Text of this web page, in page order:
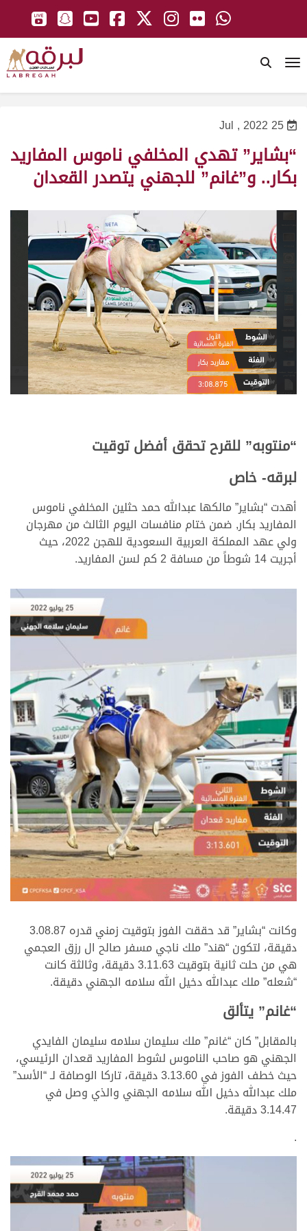
25 Jul , 2022
“بشاير” تهدي المخلفي ناموس المفاريد
بكار.. و”غانم” للجهني يتصدر القعدان
“منتوبه” للقرح تحقق أفضل توقيت
لبرقه- خاص
أهدت “بشاير” مالكها عبدالله حمد حثلين المخلفي ناموس
المفاريد بكار, ضمن ختام منافسات اليوم الثالث من مهرجان
ولي عهد المملكة العربية السعودية للهجن 2022، حيث
أجريت 14 شوطاً من مسافة 2 كم لسن المفاريد.
وكانت “بشاير” قد حققت الفوز بتوقيت زمني قدره 3.08.87
دقيقة، لتكون “هند” ملك ناجي مسفر صالح ال رزق العجمي
هي من حلت ثانية بتوقيت 3.11.63 دقيقة، وثالثة كانت
“شعله” ملك عبدالله دخيل الله سلامه الجهني دقيقة.
“غانم” يتألق
بالمقابل” كان “غانم” ملك سليمان سلامه سليمان الفايدي
الجهني هو صاحب الناموس لشوط المفاريد قعدان الرئيسي،
حيث خطف الفوز في 3.13.60 دقيقة، تاركا الوصافة لـ “الأسد”
ملك عبدالله دخيل الله سلامه الجهني والذي وصل في
3.14.47 دقيقة.
.